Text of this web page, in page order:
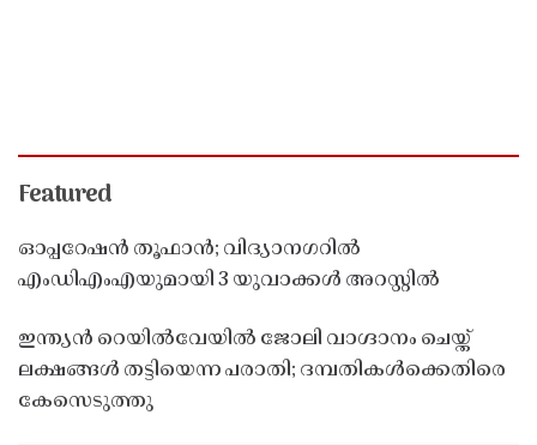
Featured
ഓപ്പറേഷൻ തൂഫാൻ; വിദ്യാനഗറിൽ
എംഡിഎംഎയുമായി 3 യുവാക്കൾ അറസ്റ്റിൽ
ഇന്ത്യൻ റെയിൽവേയിൽ ജോലി വാഗ്ദാനം ചെയ്ത്
ലക്ഷങ്ങൾ തട്ടിയെന്ന പരാതി; ദമ്പതികൾക്കെതിരെ
കേസെടുത്തു